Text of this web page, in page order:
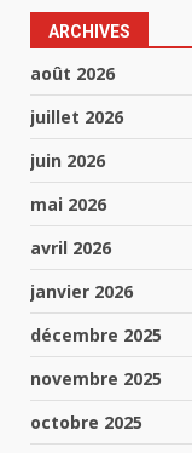
ARCHIVES
août 2026
juillet 2026
juin 2026
mai 2026
avril 2026
janvier 2026
décembre 2025
novembre 2025
octobre 2025